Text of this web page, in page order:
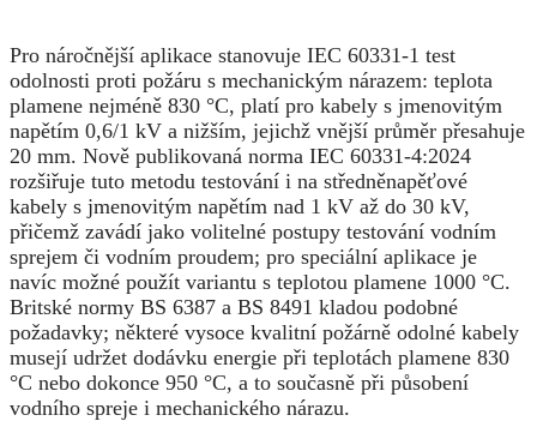
Pro náročnější aplikace stanovuje IEC 60331-1 test
odolnosti proti požáru s mechanickým nárazem: teplota
plamene nejméně 830 °C, platí pro kabely s jmenovitým
napětím 0,6/1 kV a nižším, jejichž vnější průměr přesahuje
20 mm. Nově publikovaná norma IEC 60331-4:2024
rozšiřuje tuto metodu testování i na středněnapěťové
kabely s jmenovitým napětím nad 1 kV až do 30 kV,
přičemž zavádí jako volitelné postupy testování vodním
sprejem či vodním proudem; pro speciální aplikace je
navíc možné použít variantu s teplotou plamene 1000 °C.
Britské normy BS 6387 a BS 8491 kladou podobné
požadavky; některé vysoce kvalitní požárně odolné kabely
musejí udržet dodávku energie při teplotách plamene 830
°C nebo dokonce 950 °C, a to současně při působení
vodního spreje i mechanického nárazu.